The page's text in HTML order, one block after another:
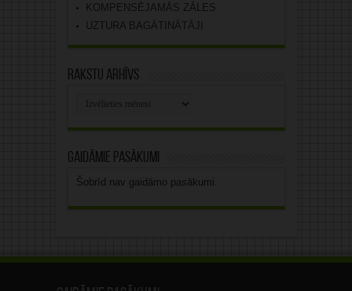
KOMPENSĒJAMĀS ZĀLES
UZTURA BAGĀTINĀTĀJI
Rakstu arhīvs
Gaidāmie pasākumi
Šobrīd nav gaidāmo pasākumi.